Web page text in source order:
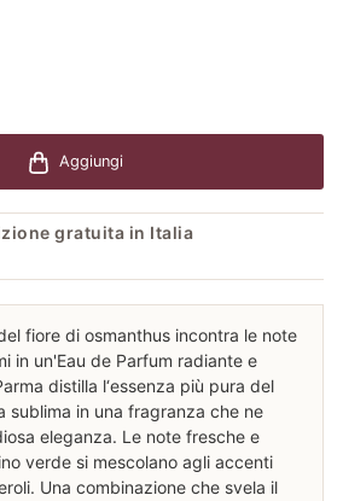
Aggiungi
gratuita in Italia
fiore di osmanthus incontra le note
in un'Eau de Parfum radiante e
distilla l‘essenza più pura del
sublima in una fragranza che ne
eleganza. Le note fresche e
verde si mescolano agli accenti
Una combinazione che svela il